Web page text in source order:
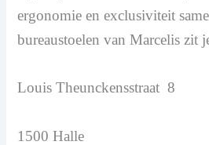
ergonomie en exclusiviteit
bureaustoelen van Marcelis zit
Louis Theunckensstraat 8
1500 Halle